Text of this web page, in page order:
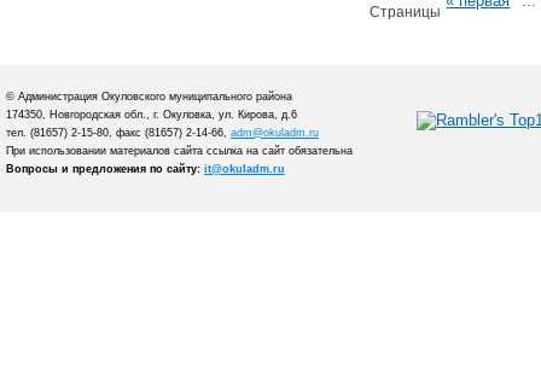
Страницы
© Администрация Окуловского муниципального района
174350, Новгородская обл., г. Окуловка, ул. Кирова, д.6
тел. (81657) 2-15-80, факс (81657) 2-14-66, adm@okuladm.ru
При использовании материалов сайта ссылка на сайт обязательна
Вопросы и предложения по сайту: it@okuladm.ru